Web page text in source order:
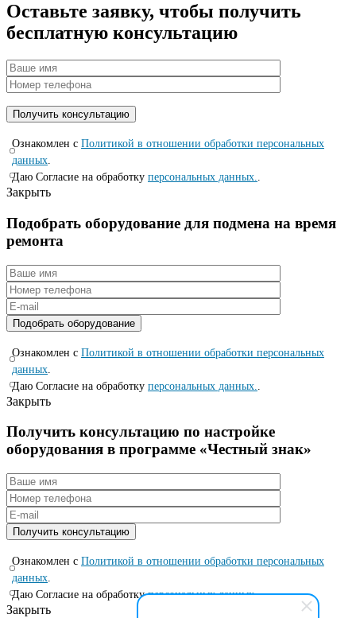
Оставьте заявку, чтобы получить
бесплатную консультацию
Ознакомлен с Политикой в отношении обработки персональных
данных.
Даю Согласие на обработку персональных данных..
Закрыть
Подобрать оборудование для подмена на время
ремонта
Ознакомлен с Политикой в отношении обработки персональных
данных
Даю Согласие на обработку персональных данных.
Закрыть
Получить консультацию по настройке
оборудования в программе «Честный знак»
Ознакомлен с Политикой в отношении обработки персональных
данных.
Даю Согласие на обработкуперсональных данных..
Закрыть